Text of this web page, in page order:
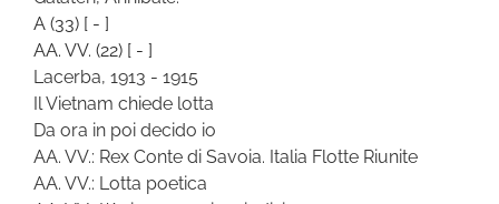
A (33) [ - ]
AA. VV. (22) [ - ]
Lacerba, 1913 - 1915
Il Vietnam chiede lotta
Da ora in poi decido io
AA. VV.: Rex Conte di Savoia. Italia Flotte Riunite
AA. VV.: Lotta poetica